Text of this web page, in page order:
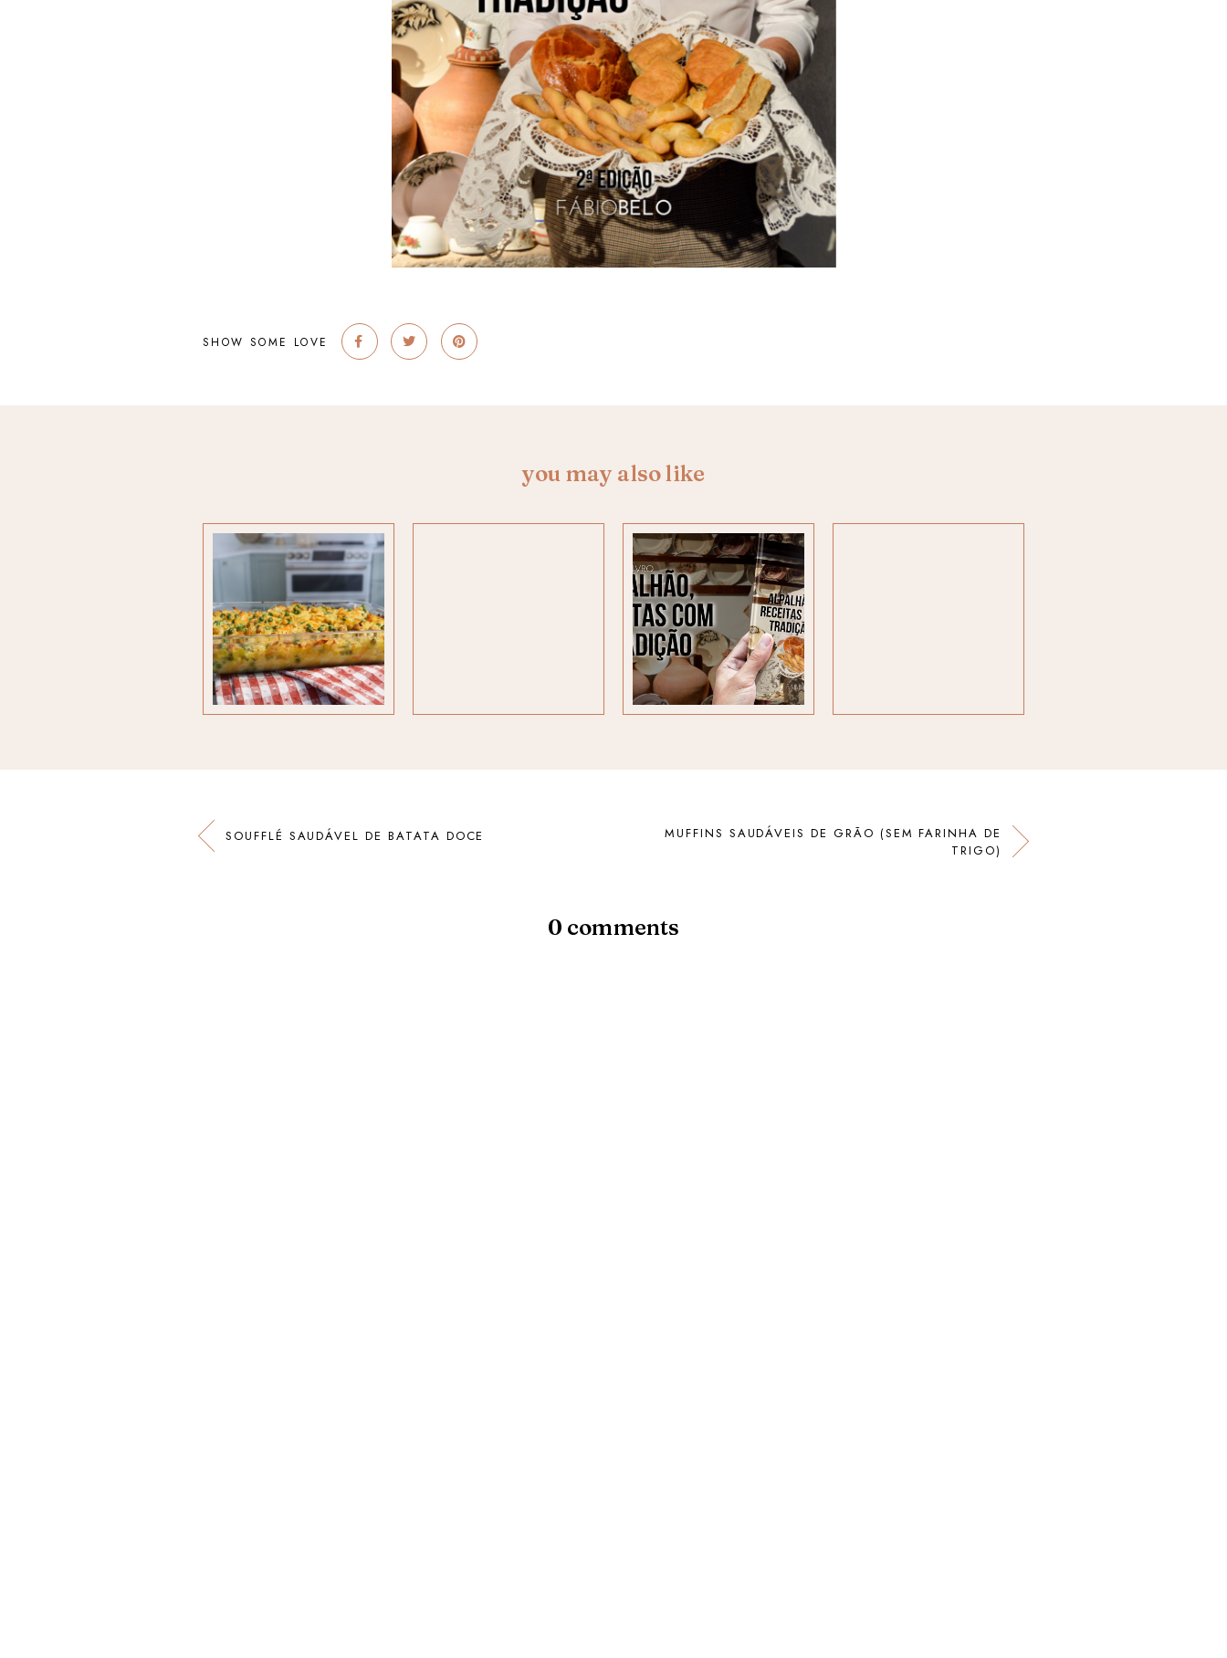
SHOW SOME LOVE
you may also like
SOUFFLÉ SAUDÁVEL DE BATATA DOCE
MUFFINS SAUDÁVEIS DE GRÃO (SEM FARINHA DE
TRIGO)
0 comments